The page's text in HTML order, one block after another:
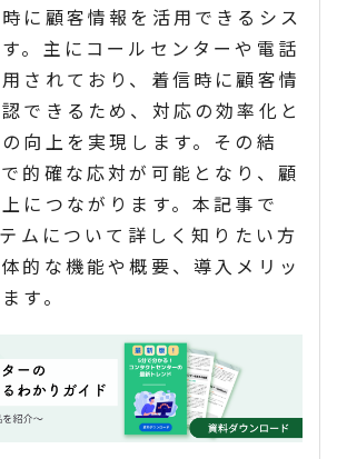
に顧客情報を活用できるシス
。主にコールセンターや電話
されており、着信時に顧客情
できるため、対応の効率化と
向上を実現します。その結
的確な応対が可能となり、顧
につながります。本記事で
ムについて詳しく知りたい方
的な機能や概要、導入メリッ
す。